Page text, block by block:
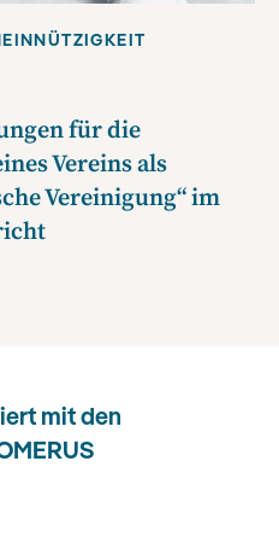
für die
Vereins als
Vereinigung“ im
mit den